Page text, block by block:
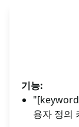
기능:
용자 정의